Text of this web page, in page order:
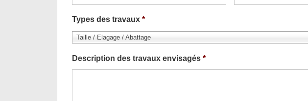
Types des travaux *
Taille / Elagage / Abattage
Description des travaux envisagés *